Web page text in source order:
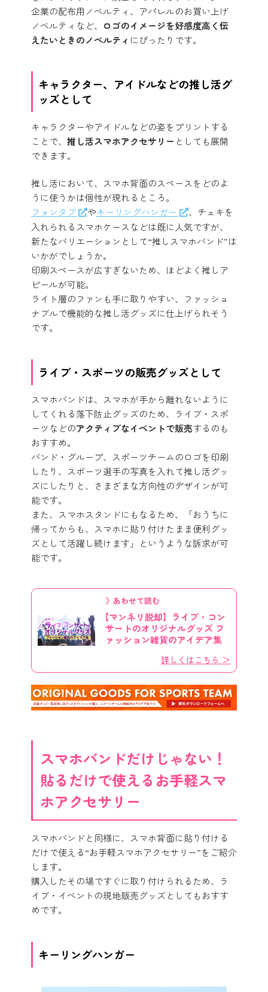
企業の配布用ノベルティ、アパレルのお買い上げ
ノベルティなど、
ロゴのイメージを好感度高く伝
えたいときのノベルティ にぴったりです。
キャラクター、アイドルなどの推し活グ
ッズとして
キャラクターやアイドルなどの姿をプリントする
ことで、 推し活スマホアクセサリー としても展開
できます。
推し活において、スマホ背面のスペースをどのよ
うに使うかは個性が現れるところ。
フォンタブ
やキーリングハンガー
、チェキを
入れられるスマホケースなどは既に人気ですが、
新たなバリエーションとして“推しスマホバンド”は
いかがでしょうか。
印刷スペースが広すぎないため、ほどよく推しア
ピールが可能。
ライト層のファンも手に取りやすい、ファッショ
ナブルで機能的な推し活グッズに仕上げられそう
です。
ライブ・スポーツの販売グッズとして
スマホバンドは、スマホが手から離れないように
してくれる落下防止グッズのため、ライブ・スポ
ーツなどのアクティブなイベントで販売するのも
おすすめ。
バンド・グループ、スポーツチームのロゴを印刷
したり、スポーツ選手の写真を入れて推し活グッ
ズにしたりと、さまざまな方向性のデザインが可
能です。
また、スマホスタンドにもなるため、「おうちに
帰ってからも、スマホに貼り付けたまま便利グッ
ズとして活躍し続けます」というような訴求が可
能です。
》あわせて読む
【マンネリ脱却】ライブ・コン
サートのオリジナルグッズ フ
ァッション雑貨のアイデア集
詳しくはこちら ＞
スマホバンドだけじゃない！
貼るだけで使えるお手軽スマ
ホアクセサリー
スマホバンドと同様に、スマホ背面に貼り付ける
だけで使える“お手軽スマホアクセサリー”をご紹介
します。
購入したその場ですぐに取り付けられるため、ラ
イブ・イベントの現地販売グッズとしてもおすす
めです。
キーリングハンガー